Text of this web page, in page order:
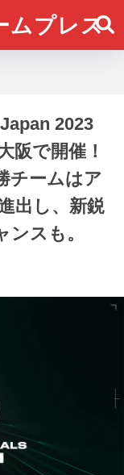
ムプレス
2023
阪で開催！
チームはア
出し、新鋭
スも。